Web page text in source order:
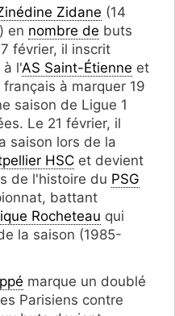
Zidane (14
en nombre de buts
février, il inscrit
à l'AS Saint-Étienne et
à marquer 19
saison de Ligue 1
Le 21 février, il
saison lors de la
HSC et devient
de l'histoire du PSG
battant
Rocheteau qui
la saison (1985-
marque un doublé
Parisiens contre